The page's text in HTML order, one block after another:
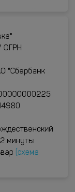
ОГРН
"Сбербанк
минуты
(схема